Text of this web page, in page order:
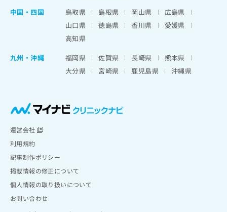
中国・四国
鳥取県 島根県 岡山県
広島県
山口県
徳島県 香川県
愛媛県
高知県
九州・沖縄
福岡県 佐賀県 長崎県
熊本県
大分県
宮崎県 鹿児島県 沖縄県
運営会社
利用規約
記事制作ポリシー
掲載情報の修正について
個人情報の取り扱いについて
お問い合わせ